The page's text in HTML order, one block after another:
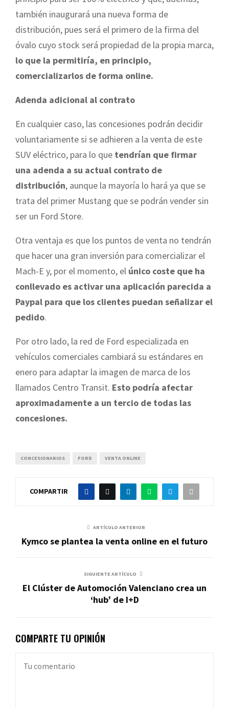
también inaugurará una nueva forma de
distribución, pues será el primero de la firma del
óvalo cuyo stock será propiedad de la propia marca,
lo que la permitiría, en principio,
comercializarlos de forma online.
Adenda adicional al contrato
En cualquier caso, las concesiones podrán decidir
voluntariamente si se adhieren a la venta de este
SUV eléctrico, para lo que tendrían que firmar
una adenda a su actual contrato de
distribución, aunque la mayoría lo hará ya que se
trata del primer Mustang que se podrán vender sin
ser un Ford Store.
Otra ventaja es que los puntos de venta no tendrán
que hacer una gran inversión para comercializar el
Mach-E y, por el momento, el único coste que ha
conllevado es activar una aplicación parecida a
Paypal para que los clientes puedan señalizar el
pedido.
Por otro lado, la red de Ford especializada en
vehículos comerciales cambiará su estándares en
enero para adaptar la imagen de marca de los
llamados Centro Transit. Esto podría afectar
aproximadamente a un tercio de todas las
concesiones.
CONCESIONARIOS FORD VENTA ONLINE
COMPARTIR
ARTÍCULO ANTERIOR
Kymco se plantea la venta online en el futuro
SIGUIENTE ARTÍCULO
El Clúster de Automoción Valenciano crea un
‘hub’ de I+D
COMPARTE TU OPINIÓN